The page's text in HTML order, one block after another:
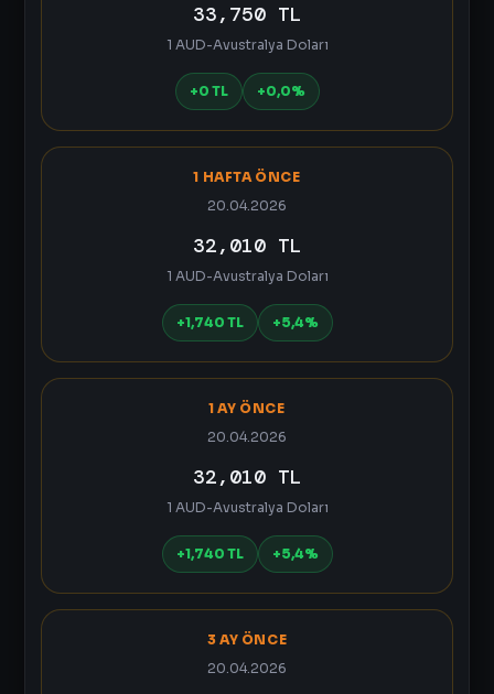
33,750 TL
1 AUD-Avustralya Doları
+0 TL +0,0%
1 HAFTA ÖNCE
20.04.2026
32,010 TL
1 AUD-Avustralya Doları
+1,740 TL +5,4%
1 AY ÖNCE
20.04.2026
32,010 TL
1 AUD-Avustralya Doları
+1,740 TL +5,4%
3 AY ÖNCE
20.04.2026